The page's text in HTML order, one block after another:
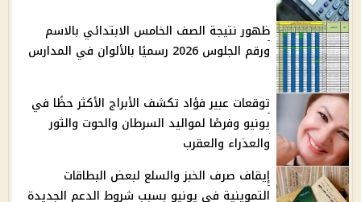
ظهور نتيجة الصف الخامس الابتدائي بالاسم
ورقم الجلوس 2026 رسميًا بالألوان في المدارس
توقعات عبير فؤاد تكشف الأبراج الأكثر حظًا في
يونيو وفرصًا لمواليد السرطان والحوت والثور
والعذراء والعقرب
إيقاف صرف الخبز والسلع لبعض البطاقات
التموينية في يونيو بسبب شروط الدعم الجديدة